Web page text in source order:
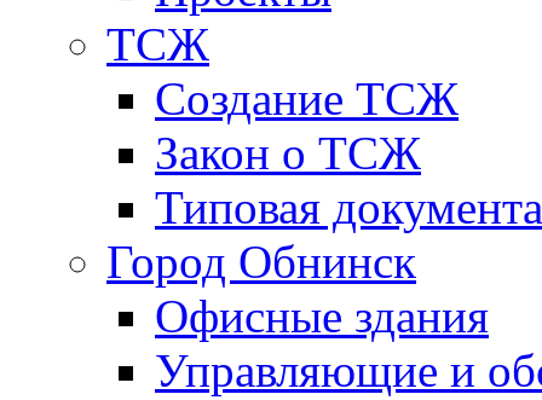
ТСЖ
Создание ТСЖ
Закон о ТСЖ
Типовая
Город Обнинск
Офисные здания
Управляющие и